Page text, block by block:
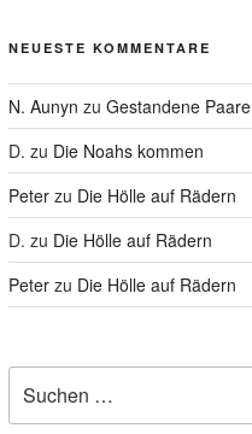
NEUESTE KOMMENTARE
N. Aunyn zu Gestandene Paare
D. zu Die Noahs kommen
Peterzu Die Hölle auf Rädern
D. zu Die Hölle auf Rädern
Peterzu Die Hölle auf Rädern
nach: